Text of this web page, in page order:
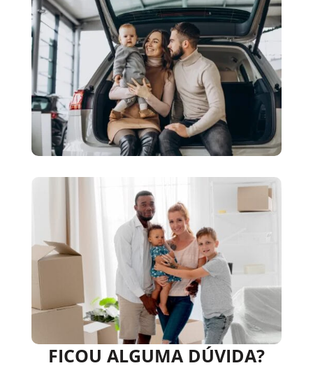
FICOU ALGUMA DÚVIDA?